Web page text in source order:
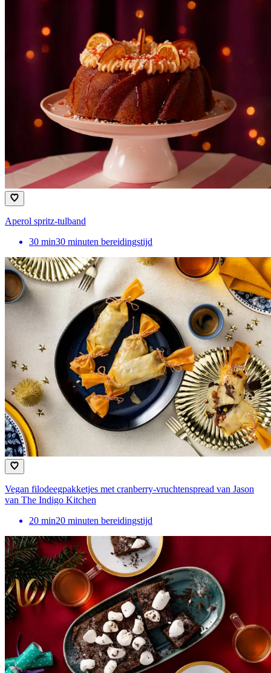
Aperol spritz-tulband
30 min30 minuten bereidingstijd
Vegan filodeegpakketjes met cranberry-vruchtenspread van Jason
van The Indigo Kitchen
20 min20 minuten bereidingstijd